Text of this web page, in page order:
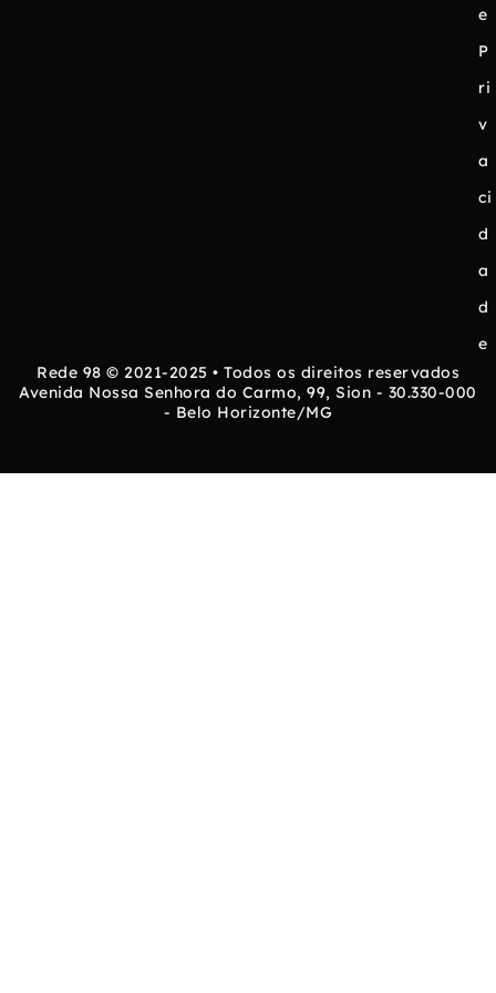
e
P
ri
v
a
ci
d
a
d
e
Rede 98 © 2021-2025 • Todos os direitos reservados
Avenida Nossa Senhora do Carmo, 99, Sion - 30.330-000
- Belo Horizonte/MG